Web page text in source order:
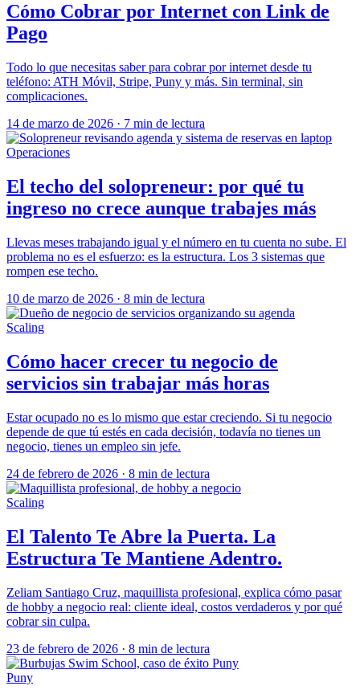
Cómo Cobrar por Internet con Link de
Pago
Todo lo que necesitas saber para cobrar por internet desde tu
teléfono: ATH Móvil, Stripe, Puny y más. Sin terminal, sin
complicaciones.
14 de marzo de 2026 · 7 min de lectura
Operaciones
El techo del solopreneur: por qué tu
ingreso no crece aunque trabajes más
Llevas meses trabajando igual y el número en tu cuenta no sube. El
problema no es el esfuerzo: es la estructura. Los 3 sistemas que
rompen ese techo.
10 de marzo de 2026 · 8 min de lectura
Scaling
Cómo hacer crecer tu negocio de
servicios sin trabajar más horas
Estar ocupado no es lo mismo que estar creciendo. Si tu negocio
depende de que tú estés en cada decisión, todavía no tienes un
negocio, tienes un empleo sin jefe.
24 de febrero de 2026 · 8 min de lectura
Scaling
El Talento Te Abre la Puerta. La
Estructura Te Mantiene Adentro.
Zeliam Santiago Cruz, maquillista profesional, explica cómo pasar
de hobby a negocio real: cliente ideal, costos verdaderos y por qué
cobrar sin culpa.
23 de febrero de 2026 · 8 min de lectura
Puny